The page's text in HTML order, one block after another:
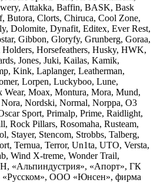
Attakka, Baffin, BASK, Bask
Butora, Clorts, Chiruca, Cool Zone,
Dolomite, Dynafit, Editex, Ever Rest,
Gibbon, Gloryfy, Grunberg, Goraa,
Horsefeathers, Husky, HWK,
Jones, Juki, Kailas, Kamik,
Kink, Laplanger, Leatherman,
Lorpen, Luckyboo, Lune,
Wear, Моах, Montura, Mora, Mund,
Nordski, Normal, Norppa, O3
Sport, Primalp, Prime, Raidlight,
Rock Pillars, Rosomaha, Rusteam,
Stayer, Stencom, Strobbs, Talberg,
Ternua, Terror, Un1ta, UTO, Versta,
Wind X-treme, Wonder Trail,
«Альпиндустрия», «Апорт», ГК
«Русском», ООО «Юнсен», фирма